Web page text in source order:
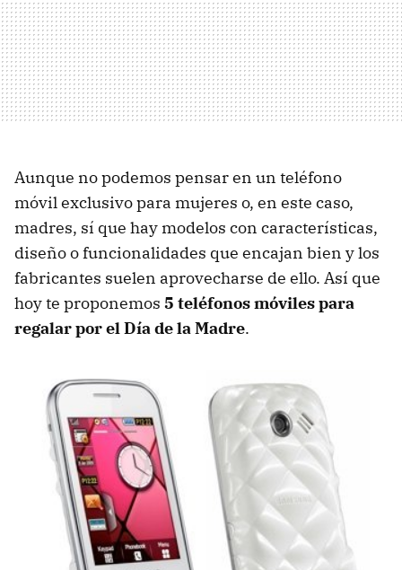
Aunque no podemos pensar en un teléfono
móvil exclusivo para mujeres o, en este caso,
madres, sí que hay modelos con características,
diseño o funcionalidades que encajan bien y los
fabricantes suelen aprovecharse de ello. Así que
hoy te proponemos 5 teléfonos móviles para
regalar por el Día de la Madre.